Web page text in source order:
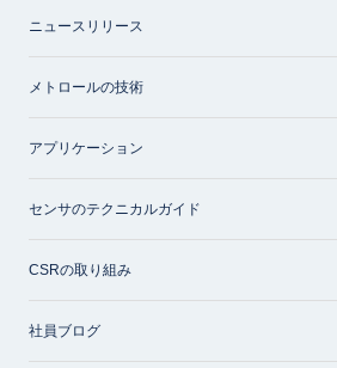
ニュースリリース
メトロールの技術
アプリケーション
センサのテクニカルガイド
CSRの取り組み
社員ブログ